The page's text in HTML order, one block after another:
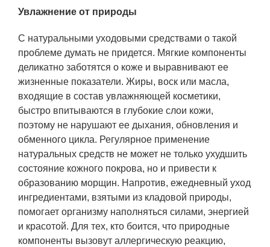
Увлажнение от природы
С натуральными уходовыми средствами о такой
проблеме думать не придется. Мягкие компоненты
деликатно заботятся о коже и выравнивают ее
жизненные показатели. Жиры, воск или масла,
входящие в состав увлажняющей косметики,
быстро впитываются в глубокие слои кожи,
поэтому не нарушают ее дыхания, обновления и
обменного цикла. Регулярное применение
натуральных средств не может не только ухудшить
состояние кожного покрова, но и привести к
образованию морщин. Напротив, ежедневный уход
ингредиентами, взятыми из кладовой природы,
помогает организму наполняться силами, энергией
и красотой. Для тех, кто боится, что природные
компоненты вызовут аллергическую реакцию,